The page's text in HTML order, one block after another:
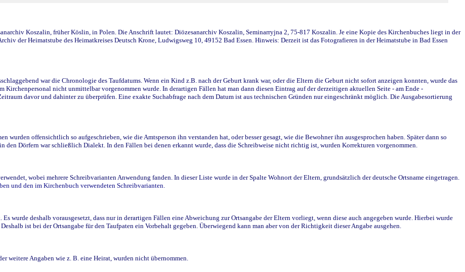
Koszalin, früher Köslin, in Polen. Die Anschrift lautet: Diözesanarchiv Koszalin, Seminarryjna 2, 75-817 Koszalin. Je eine Kopie des Kirchenbuches liegt in der
der Heimatstube des Heimatkreises Deutsch Krone, Ludwigsweg 10, 49152 Bad Essen. Hinweis: Derzeit ist das Fotografieren in der Heimatstube in Bad Essen
war die Chronologie des Taufdatums. Wenn ein Kind z.B. nach der Geburt krank war, oder die Eltern die Geburt nicht sofort anzeigen konnten, wurde das
Kirchenpersonal nicht unmittelbar vorgenommen wurde. In derartigen Fällen hat man dann diesen Eintrag auf der derzeitigen aktuellen Seite - am Ende -
davor und dahinter zu überprüfen. Eine exakte Suchabfrage nach dem Datum ist aus technischen Gründen nur eingeschränkt möglich. Die Ausgabesortierung
wurden offensichtlich so aufgeschrieben, wie die Amtsperson ihn verstanden hat, oder besser gesagt, wie die Bewohner ihn ausgesprochen haben. Später dann so
den Dörfern war schließlich Dialekt. In den Fällen bei denen erkannt wurde, dass die Schreibweise nicht richtig ist, wurden Korrekturen vorgenommen.
wobei mehrere Schreibvarianten Anwendung fanden. In dieser Liste wurde in der Spalte Wohnort der Eltern, grundsätzlich der deutsche Ortsname eingetragen.
und den im Kirchenbuch verwendeten Schreibvarianten.
wurde deshalb vorausgesetzt, dass nur in derartigen Fällen eine Abweichung zur Ortsangabe der Eltern vorliegt, wenn diese auch angegeben wurde. Hierbei wurde
ist bei der Ortsangabe für den Taufpaten ein Vorbehalt gegeben. Überwiegend kann man aber von der Richtigkeit dieser Angabe ausgehen.
weitere Angaben wie z. B. eine Heirat, wurden nicht übernommen.